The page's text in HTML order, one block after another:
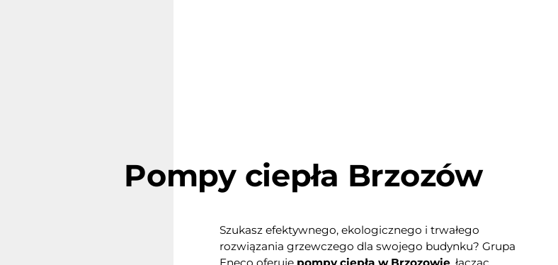
Pompy ciepła Brzozów
Szukasz efektywnego, ekologicznego i trwałego
rozwiązania grzewczego dla swojego budynku? Grupa